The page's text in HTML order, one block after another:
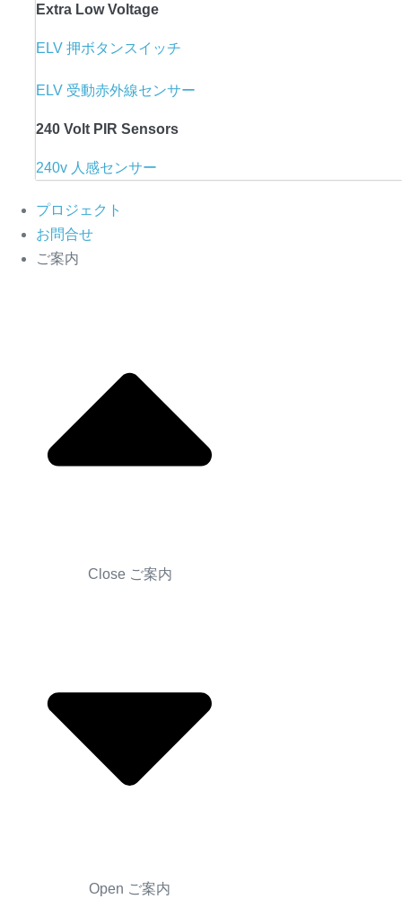
Extra Low Voltage
ELV 押ボタンスイッチ
ELV 受動赤外線センサー
240 Volt PIR Sensors
240v 人感センサー
プロジェクト
お問合せ
ご案内
Close ご案内
Open ご案内